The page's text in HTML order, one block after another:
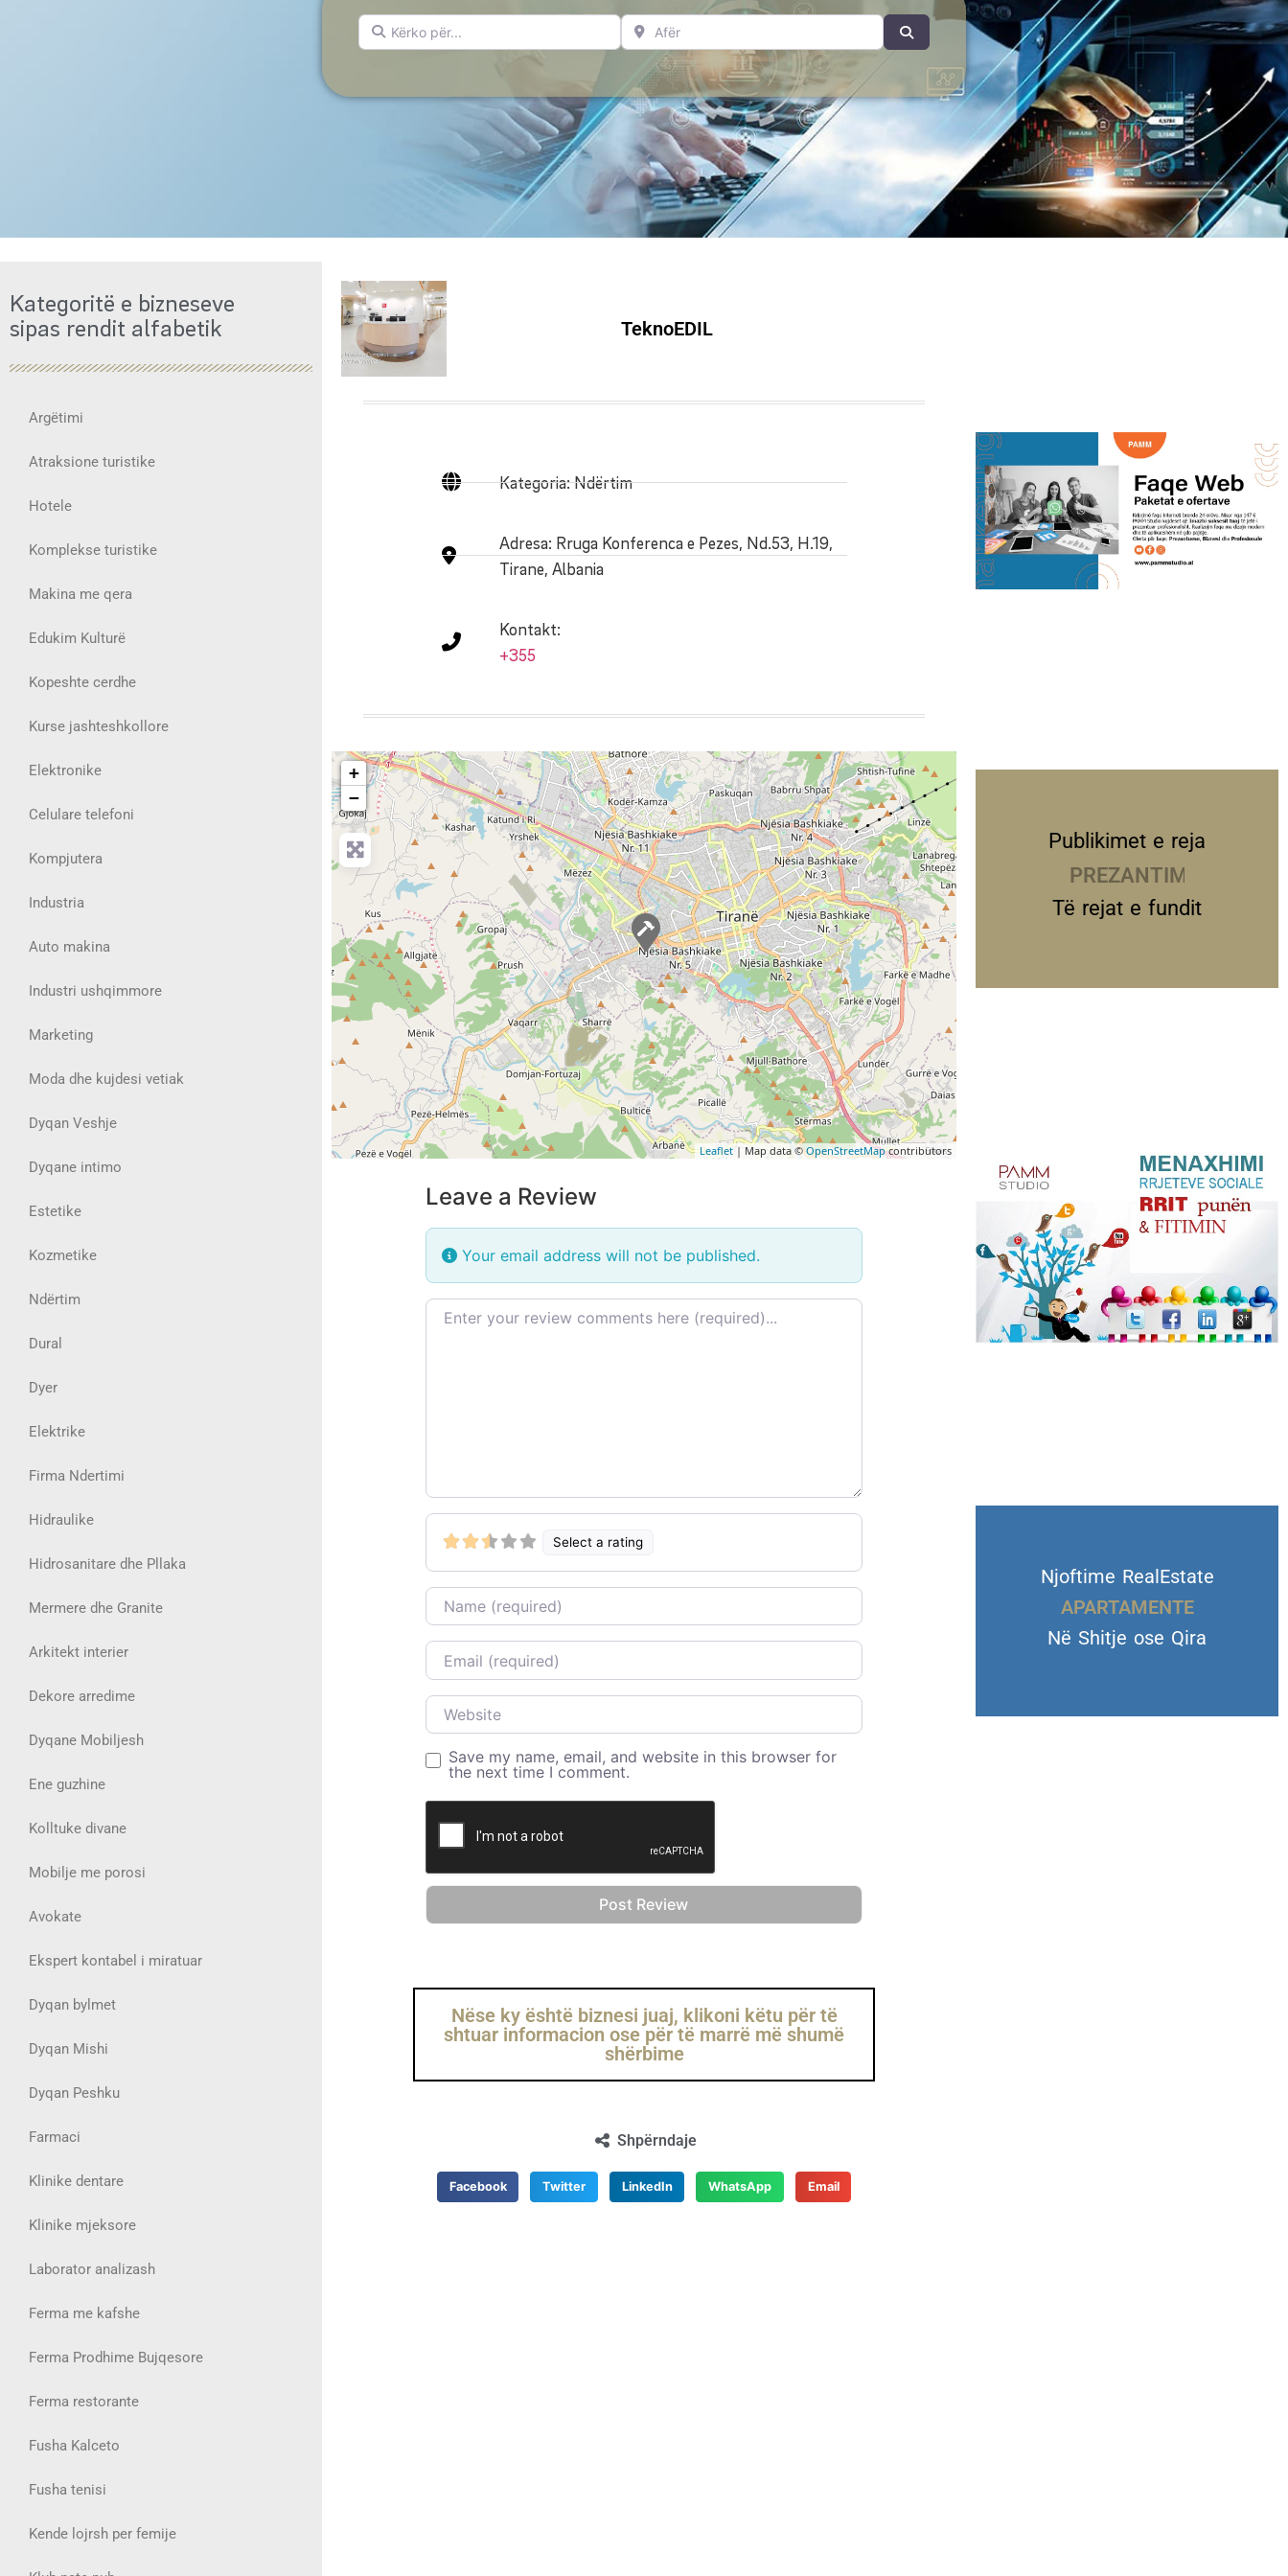
Kërko për... Afër
Kategoritë e bizneseve
sipas rendit alfabetik
Argëtimi
Atraksione turistike
Hotele
Komplekse turistike
Makina me qera
Edukim Kulturë
Kopeshte cerdhe
Kurse jashteshkollore
Elektronike
Celulare telefoni
Kompjutera
Industria
Auto makina
Industri ushqimmore
Marketing
Moda dhe kujdesi vetiak
Dyqan Veshje
Dyqane intimo
Estetike
Kozmetike
Ndërtim
Dural
Dyer
Elektrike
Firma Ndertimi
Hidraulike
Hidrosanitare dhe Pllaka
Mermere dhe Granite
Arkitekt interier
Dekore arredime
Dyqane Mobiljesh
Ene guzhine
Kolltuke divane
Mobilje me porosi
Avokate
Ekspert kontabel i miratuar
Dyqan bylmet
Dyqan Mishi
Dyqan Peshku
Farmaci
Klinike dentare
Klinike mjeksore
Laborator analizash
Ferma me kafshe
Ferma Prodhime Bujqesore
Ferma restorante
Fusha Kalceto
Fusha tenisi
Kende lojrsh per femije
TeknoEDIL
Kategoria: Ndërtim
Adresa: Rruga Konferenca e Pezes, Nd.53, H.19,
Tirane, Albania
Kontakt:
+355
+
−
Leaflet| Map data © OpenStreetMapcontributors
Leave a Review
Your email address will not be published.
Review text
Select a rating
Name
Email
Website
Save my name, email, and website in this browser for
the next time I comment.
Nëse ky është biznesi juaj, klikoni këtu për të
shtuar informacion ose për të marrë më shumë
shërbime
Shpërndaje
Facebook Twitter LinkedIn WhatsApp Email
Publikimet e reja
PREZANTIME
Të rejat e fundit
Njoftime RealEstate
APARTAMENTE
VILA DHE TROJE
Në Shitje ose Qira